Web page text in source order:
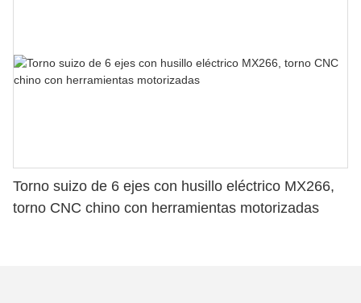
Torno suizo de 6 ejes con husillo eléctrico MX266,
torno CNC chino con herramientas motorizadas